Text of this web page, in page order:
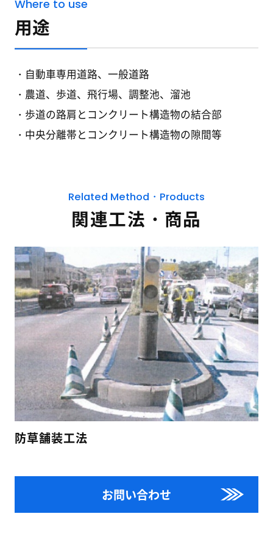
Where to use
用途
自動車専用道路、一般道路
農道、歩道、飛行場、調整池、溜池
歩道の路肩とコンクリート構造物の結合部
中央分離帯とコンクリート構造物の隙間等
Related Method・Products
関連工法・商品
防草舗装工法
お問い合わせ